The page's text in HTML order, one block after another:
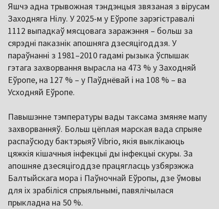
Яшчэ адна трывожная тэндэнцыя звязаная з вірусам
Заходняга Нілу. У 2025-м у Еўропе зарэгістравалі
1112 выпадкаў мясцовага заражэння – больш за
сярэдні паказнік апошняга дзесяцігоддзя. У
параўнанні з 1981–2010 гадамі рызыка ўспышак
гэтага захворвання вырасла на 473 % у Заходняй
Еўропе, на 127 % – у Паўднёвай і на 108 % – ва
Усходняй Еўропе.
Павышэнне тэмпературы вады таксама змяняе мапу
захворванняў. Больш цёплая марская вада спрыяе
распаўсюду бактэрыяў Vibrio, якія выклікаюць
цяжкія кішачныя інфекцыі ды інфекцыі скуры. За
апошняе дзесяцігоддзе працягласць узбярэжжа
Балтыйскага мора і Паўночнай Еўропы, дзе ўмовы
для іх зрабіліся спрыяльнымі, павялічылася
прыкладна на 50 %.